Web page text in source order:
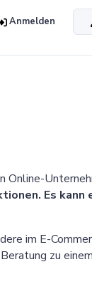
Anmelden
Online-
Es kann
im E-
zu